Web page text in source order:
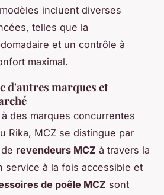
incluent diverses
telles que la
et un contrôle à
maximal.
d'autres marques et
des marques concurrentes
Rika, MCZ se distingue par
revendeurs MCZ à travers la
service à la fois accessible et
de poêle MCZ sont